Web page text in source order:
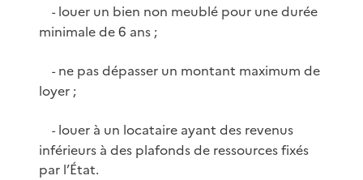
-louer un bien non meublé pour une durée
minimale de 6 ans ;
-ne pas dépasser un montant maximum de
loyer ;
-louer à un locataire ayant des revenus
inférieurs à des plafonds de ressources fixés
par l’État.